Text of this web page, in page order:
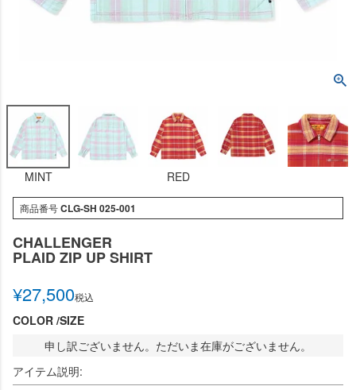
MINT RED
商品番号CLG-SH 025-001
CHALLENGER
PLAID ZIP UP SHIRT
¥27,500税込
COLOR SIZE
申し訳ございません。ただいま在庫がございません。
アイテム説明: